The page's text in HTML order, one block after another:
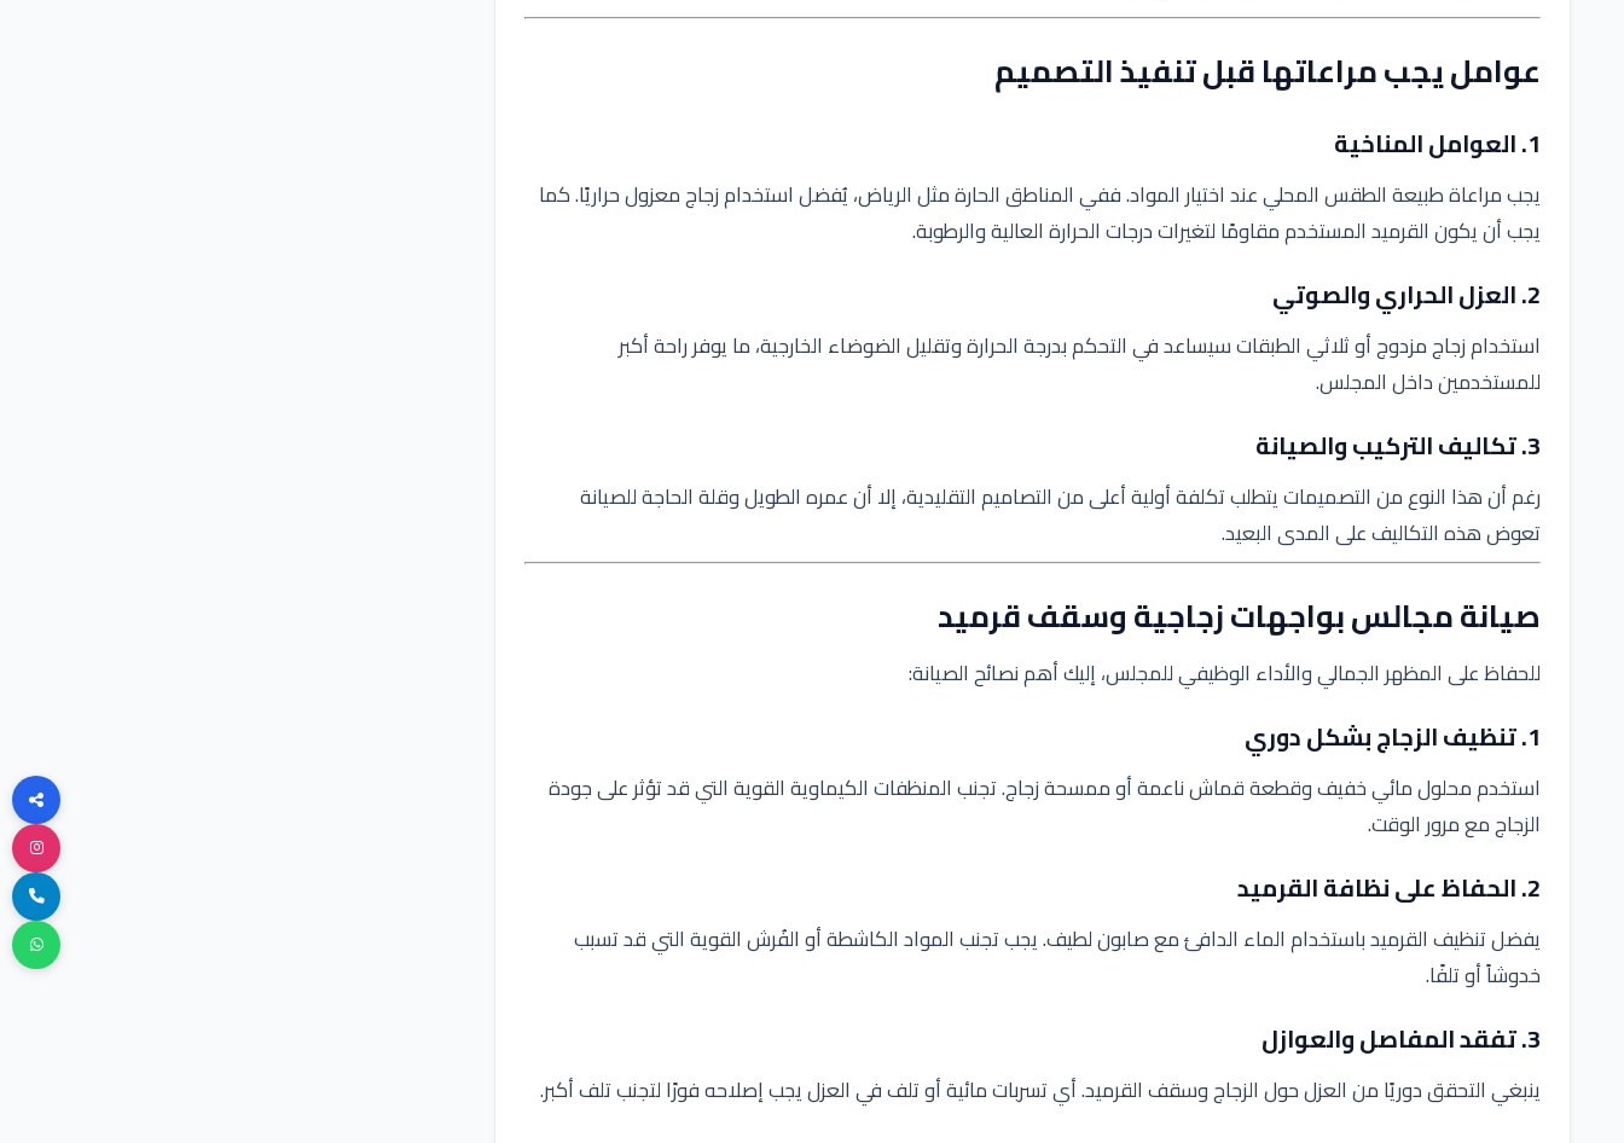
عوامل يجب مراعاتها قبل تنفيذ التصميم
1. العوامل المناخية
يجب مراعاة طبيعة الطقس المحلي عند اختيار المواد. ففي المناطق الحارة مثل الرياض، يُفضل استخدام زجاج معزول حراريًا. كما
يجب أن يكون القرميد المستخدم مقاومًا لتغيرات درجات الحرارة العالية والرطوبة.
2. العزل الحراري والصوتي
استخدام زجاج مزدوج أو ثلاثي الطبقات سيساعد في التحكم بدرجة الحرارة وتقليل الضوضاء الخارجية، ما يوفر راحة أكبر
للمستخدمين داخل المجلس.
3. تكاليف التركيب والصيانة
رغم أن هذا النوع من التصميمات يتطلب تكلفة أولية أعلى من التصاميم التقليدية، إلا أن عمره الطويل وقلة الحاجة للصيانة
تعوض هذه التكاليف على المدى البعيد.
صيانة مجالس بواجهات زجاجية وسقف قرميد
للحفاظ على المظهر الجمالي والأداء الوظيفي للمجلس، إليك أهم نصائح الصيانة:
1. تنظيف الزجاج بشكل دوري
استخدم محلول مائي خفيف وقطعة قماش ناعمة أو ممسحة زجاج. تجنب المنظفات الكيماوية القوية التي قد تؤثر على جودة
الزجاج مع مرور الوقت.
2. الحفاظ على نظافة القرميد
يفضل تنظيف القرميد باستخدام الماء الدافئ مع صابون لطيف. يجب تجنب المواد الكاشطة أو الفُرش القوية التي قد تسبب
خدوشاً أو تلفًا.
3. تفقد المفاصل والعوازل
ينبغي التحقق دوريًا من العزل حول الزجاج وسقف القرميد. أي تسربات مائية أو تلف في العزل يجب إصلاحه فورًا لتجنب تلف أكبر.